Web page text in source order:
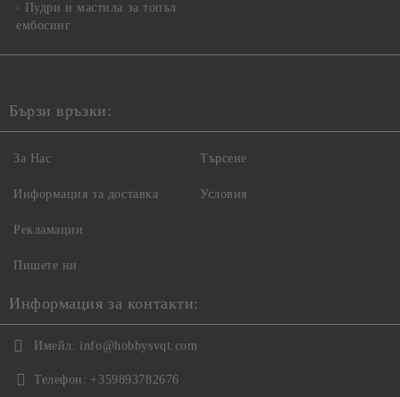
Пудри и мастила за топъл
ембосинг
Бързи връзки:
За Нас
Информация за доставка
Рекламации
Пишете ни
Търсене
Условия
Информация за контакти:
Имейл: info@hobbysvqt.com
Телефон: +359893782676